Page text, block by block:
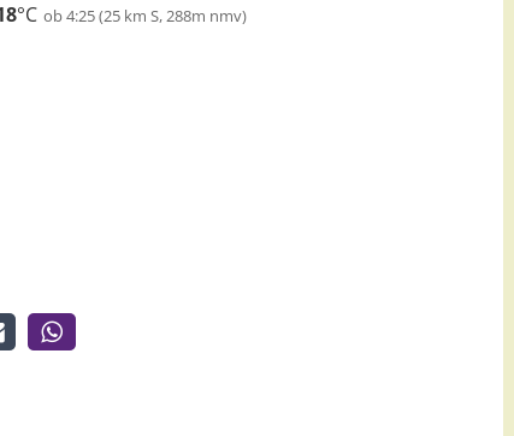
°C ob 4:25 (25 km S, 288m nmv)